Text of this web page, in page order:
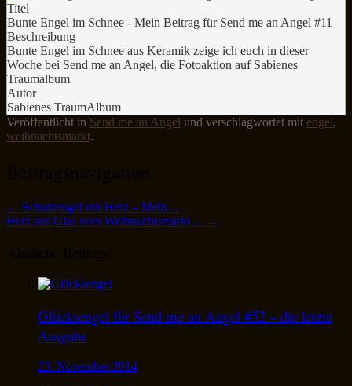
Titel
Bunte Engel im Schnee - Mein Beitrag für Send me an Angel #11
Beschreibung
Bunte Engel im Schnee aus Keramik zeige ich euch in dieser
Woche bei Send me an Angel, die Fotoaktion auf Sabienes
Traumalbum
Autor
Sabienes TraumAlbum
Veröffentlicht in Send me an Angel und verschlagwortet mit engel,
weihnachtsmarkt.
← Schutzengel mit Herz – Mein…
Herz aus Glas vom Weihnachtsmarkt… →
Glücksengel für Send me an Angel #52 – die letzte
Ausgabe
23. November 2014